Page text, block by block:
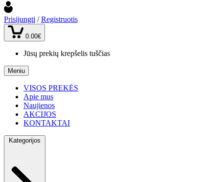
Prisijungti / Registruotis
0.00€
Jūsų prekių krepšelis tuščias
Meniu
VISOS PREKĖS
Apie mus
Naujienos
AKCIJOS
KONTAKTAI
Kategorijos